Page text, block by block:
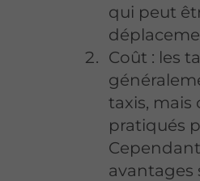
qui peut
Coût : les
taxis, mais
pratiqués
avantages